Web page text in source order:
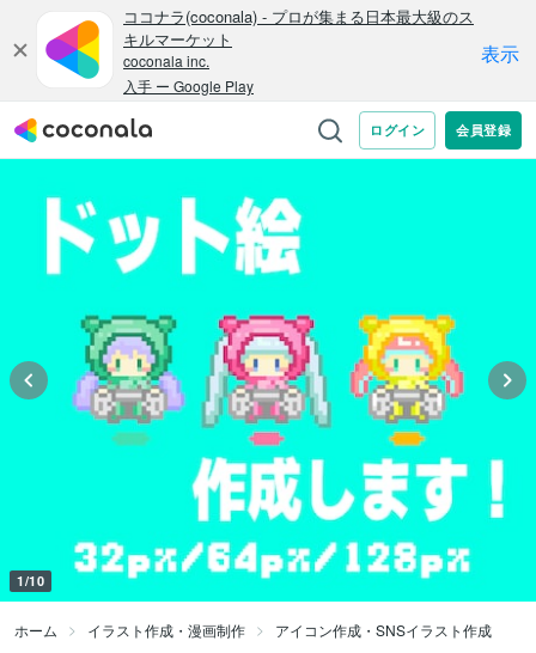
1/10
ホーム イラスト作成・漫画制作 アイコン作成・SNSイラスト作成